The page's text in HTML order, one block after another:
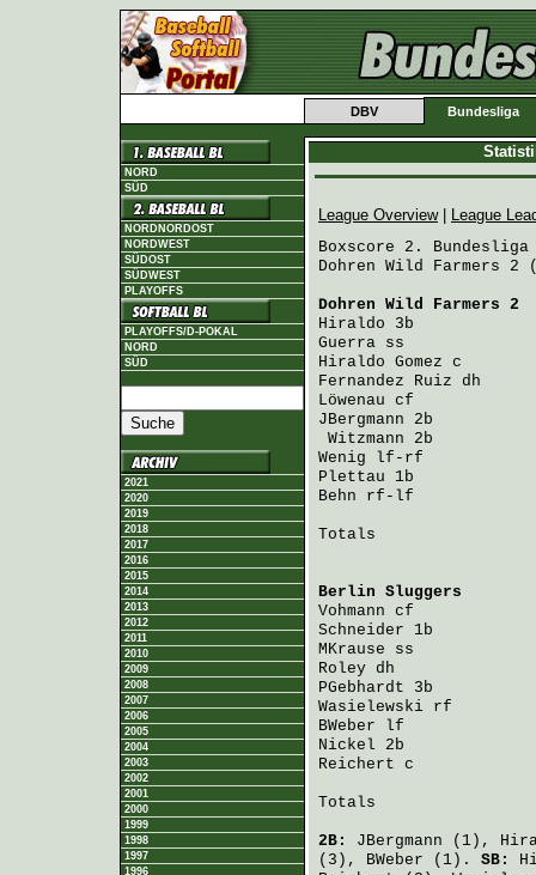
DBV Bundesliga
NORD
SÜD
NORDNORDOST
NORDWEST
SÜDOST
SÜDWEST
PLAYOFFS
PLAYOFFS/D-POKAL
NORD
SÜD
2021
2020
2019
2018
2017
2016
2015
2014
2013
2012
2011
2010
2009
2008
2007
2006
2005
2004
2003
2002
2001
2000
1999
1998
1997
1996
League Overview|
League
Boxscore 2.
Dohren Wild Farmers
Dohren Wild Farmers 2
Hiraldo 3b
Guerra ss
Hiraldo Gomez c
Fernandez Ruiz dh
Löwenau cf
JBergmann 2b
Witzmann 2b
Wenig lf-rf
Plettau 1b
Behn rf-lf
Totals
Berlin Sluggers
Vohmann cf
Schneider 1b
MKrause ss
Roley dh
PGebhardt 3b
Wasielewski rf
BWeber lf
Nickel 2b
Reichert c
Totals
2B: JBergmann (1),
(3), BWeber (1). SB: